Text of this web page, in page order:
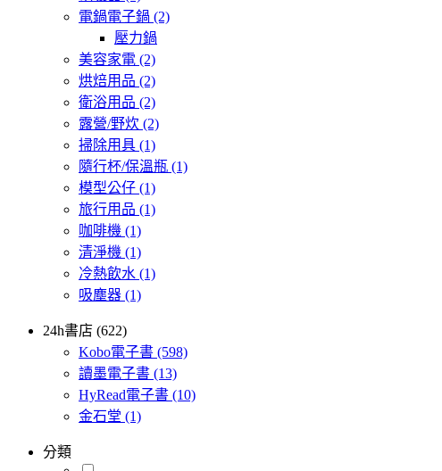
電鍋電子鍋 (2)
壓力鍋
美容家電 (2)
烘焙用品 (2)
衛浴用品 (2)
露營/野炊 (2)
掃除用具 (1)
隨行杯/保溫瓶 (1)
模型公仔 (1)
旅行用品 (1)
咖啡機 (1)
清淨機 (1)
冷熱飲水 (1)
吸塵器 (1)
24h書店 (622)
Kobo電子書 (598)
讀墨電子書 (13)
HyRead電子書 (10)
金石堂 (1)
分類